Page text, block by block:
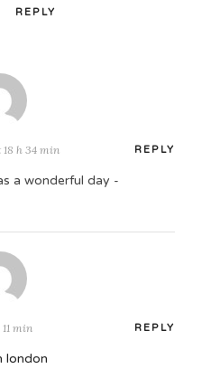
REPLY
h 34 min REPLY
a wonderful day -
min REPLY
london